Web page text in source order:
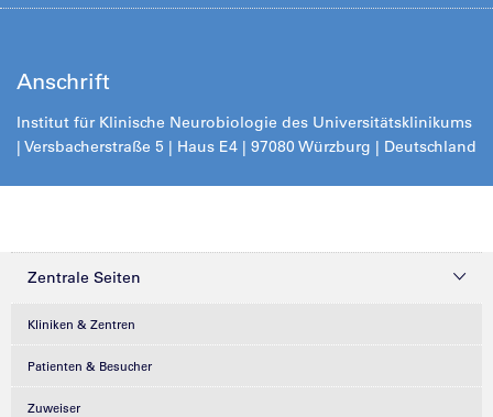
Anschrift
Institut für Klinische Neurobiologie des Universitätsklinikums
| Versbacherstraße 5 | Haus E4 | 97080 Würzburg | Deutschland
Zentrale Seiten
Kliniken & Zentren
Patienten & Besucher
Zuweiser